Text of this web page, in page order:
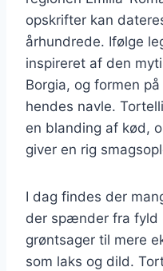
opskrifter kan
århundrede. Ifølge
inspireret af den
Borgia, og formen
hendes navle.
en blanding af kød,
giver en rig
I dag findes der
der spænder fra fyld
grøntsager til mere
som laks og dild.